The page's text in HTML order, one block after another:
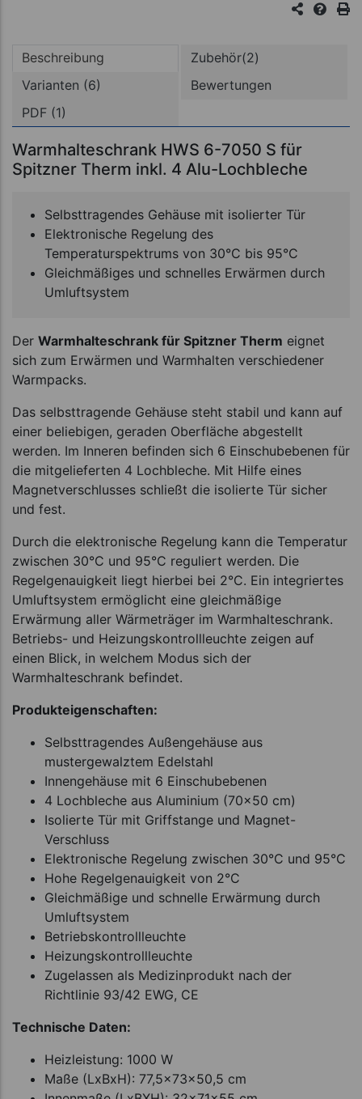
Beschreibung
Zubehör(2)
Varianten (6)
Bewertungen
PDF (1)
Warmhalteschrank HWS 6-7050 S für
Spitzner Therm inkl. 4 Alu-Lochbleche
Selbsttragendes Gehäuse mit isolierter Tür
Elektronische Regelung des
Temperaturspektrums von 30°C bis 95°C
Gleichmäßiges und schnelles Erwärmen durch
Umluftsystem
Der Warmhalteschrank für Spitzner Therm eignet
sich zum Erwärmen und Warmhalten verschiedener
Warmpacks.
Das selbsttragende Gehäuse steht stabil und kann auf
einer beliebigen, geraden Oberfläche abgestellt
werden. Im Inneren befinden sich 6 Einschubebenen für
die mitgelieferten 4 Lochbleche. Mit Hilfe eines
Magnetverschlusses schließt die isolierte Tür sicher
und fest.
Durch die elektronische Regelung kann die Temperatur
zwischen 30°C und 95°C reguliert werden. Die
Regelgenauigkeit liegt hierbei bei 2°C. Ein integriertes
Umluftsystem ermöglicht eine gleichmäßige
Erwärmung aller Wärmeträger im Warmhalteschrank.
Betriebs- und Heizungskontrollleuchte zeigen auf
einen Blick, in welchem Modus sich der
Warmhalteschrank befindet.
Produkteigenschaften:
Selbsttragendes Außengehäuse aus
mustergewalztem Edelstahl
Innengehäuse mit 6 Einschubebenen
4 Lochbleche aus Aluminium (70x50 cm)
Isolierte Tür mit Griffstange und Magnet-
Verschluss
Elektronische Regelung zwischen 30°C und 95°C
Hohe Regelgenauigkeit von 2°C
Gleichmäßige und schnelle Erwärmung durch
Umluftsystem
Betriebskontrollleuchte
Heizungskontrollleuchte
Zugelassen als Medizinprodukt nach der
Richtlinie 93/42 EWG, CE
Technische Daten:
Heizleistung: 1000 W
Maße (LxBxH): 77,5x73x50,5 cm